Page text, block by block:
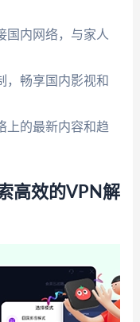
国内网络，与家人
，畅享国内影视和
上的最新内容和趋
高效的VPN解